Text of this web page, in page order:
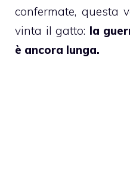
confermate, questa
vinta il gatto: la
è ancora lunga.